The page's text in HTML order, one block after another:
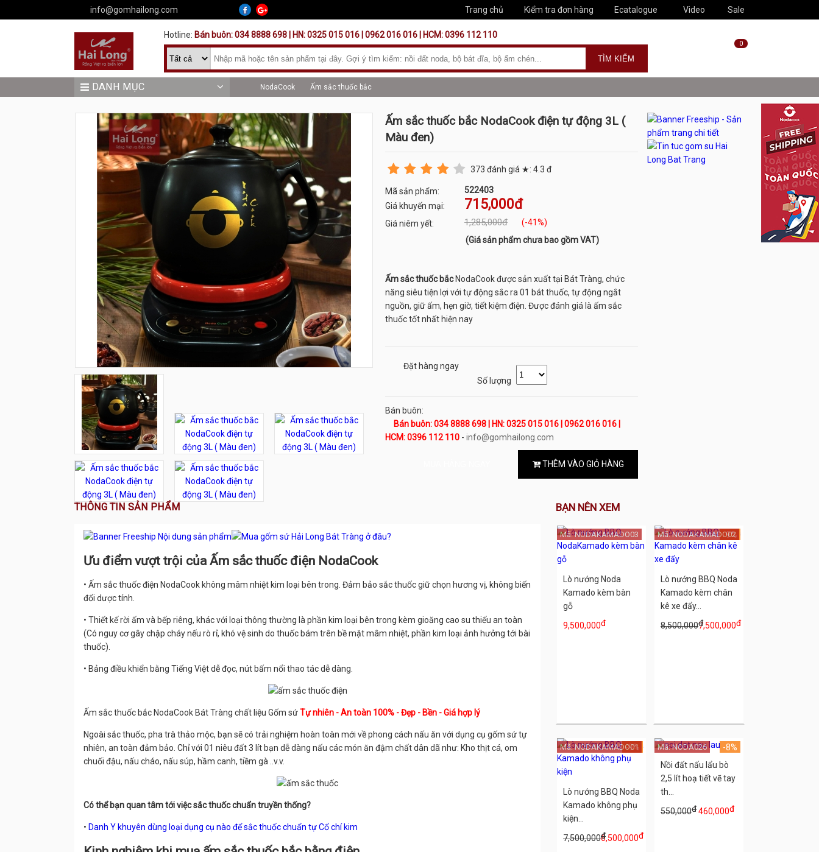
info@gomhailong.com Trang chủ Kiểm tra đơn hàng Ecatalogue Video Sale
Hotline: Bán buôn: 034 8888 698 | HN: 0325 015 016 | 0962 016 016 | HCM: 0396 112 110
0
DANH MỤC NodaCook Ấm sắc thuốc bắc
Ấm sắc thuốc bắc NodaCook điện tự động 3L (
Màu đen)
373 đánh giá ★: 4.3 đ
Mã sản phẩm:
522403
Giá khuyến mại:
715,000đ
Giá niêm yết: 1,285,000đ
(-41%)
(Giá sản phẩm chưa bao gồm VAT)
Ấm sắc thuốc bắcNodaCook được sản xuất tại Bát Tràng, chức
năng siêu tiện lợi với tự động sắc ra 01 bát thuốc, tự động ngắt
nguồn, giữ ấm, hẹn giờ, tiết kiệm điện. Được đánh giá là ấm sắc
thuốc tốt nhất hiện nay
Đặt hàng ngay
Số lượng
Bán buôn:
Bán buôn: 034 8888 698 | HN: 0325 015 016 | 0962 016 016 |
HCM: 0396 112 110 - info@gomhailong.com
THÊM VÀO GIỎ HÀNG
THÔNG TIN SẢN PHẨM
Ưu điểm vượt trội của Ấm sắc thuốc điện NodaCook
• Ấm sắc thuốc điện NodaCook không mâm nhiệt kim loại bên trong. Đảm bảo sắc thuốc giữ chọn hương vị, không biến
đổi dược tính.
• Thiết kế rời ấm và bếp riêng, khác với loại thông thường là phần kim loại bên trong kèm gioăng cao su thiếu an toàn
(Có nguy cơ gây chập cháy nếu rò rỉ, khó vệ sinh do thuốc bám trên bề mặt mâm nhiệt, phần kim loại ảnh hưởng tới bài
thuốc).
• Bảng điều khiển bằng Tiếng Việt dễ đọc, nút bấm nổi thao tác dễ dàng.
Ấm sắc thuốc bắc NodaCook Bát Tràng chất liệu Gốm sứTự nhiên - An toàn 100% - Đẹp - Bền - Giá hợp lý
Ngoài sắc thuốc, pha trà thảo mộc, bạn sẽ có trải nghiệm hoàn toàn mới về phong cách nấu ăn với dụng cụ gốm sứ tự
nhiên, an toàn đảm bảo. Chỉ với 01 niêu đất 3 lít bạn dễ dàng nấu các món ăn đậm chất dân dã như: Kho thịt cá, om
chuối đậu, nấu cháo, nấu súp, hầm canh, tiềm gà ..v.v.
Có thể bạn quan tâm tới việc sắc thuốc chuẩn truyền thống?
• Danh Y khuyên dùng loại dụng cụ nào để sắc thuốc chuẩn tự Cổ chí kim
BẠN NÊN XEM
Lò nướng Noda
Kamado kèm bàn
gỗ
9,500,000đ
Mã: NODAKAMADO03
Lò nướng BBQ Noda
Kamado kèm chân
kê xe đẩy...
8,500,000đ
7,500,000đ
-9%
Mã: NODAKAMADO02
Lò nướng BBQ Noda
Kamado không phụ
kiện...
7,500,000đ
6,500,000đ
-9%
Mã: NODAKAMADO01
Nồi đất nấu lẩu bò
2,5 lít hoạ tiết vẽ tay
th...
550,000đ 460,000đ
-8%
Mã: NODA026